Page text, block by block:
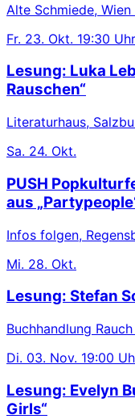
Alte Schmiede,
Fr. 23. Okt. 19:30 Uhr
Lesung: Luka
Rauschen“
Literaturhaus,
Sa. 24. Okt.
PUSH
aus
Infos folgen,
Mi. 28. Okt.
Lesung: Stefan
Buchhandlung
Di. 03. Nov. 19:00
Lesung: Evelyn
Girls“